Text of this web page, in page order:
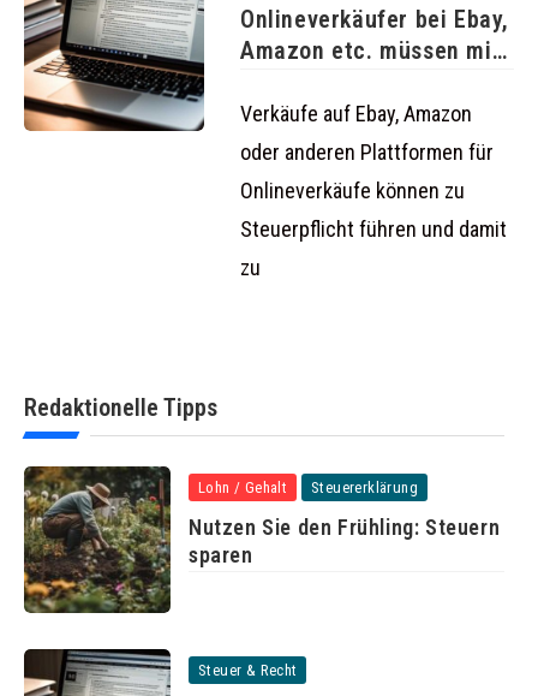
Onlineverkäufer bei Ebay,
Amazon etc. müssen mit
Verkäufe auf Ebay, Amazon
oder anderen Plattformen für
Onlineverkäufe können zu
Steuerpflicht führen und damit
zu
Redaktionelle Tipps
Lohn / Gehalt Steuererklärung
Nutzen Sie den Frühling: Steuern
sparen
Steuer & Recht